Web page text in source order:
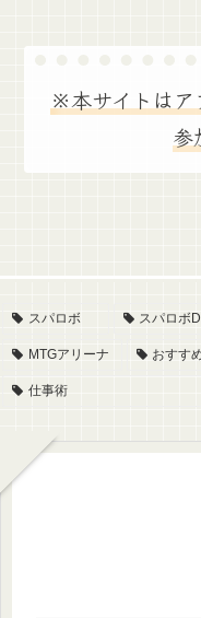
※本サイトはア
参
スパロボ スパロボ
MTGアリーナ おすす
仕事術